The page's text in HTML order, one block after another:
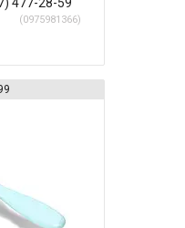
0975981366